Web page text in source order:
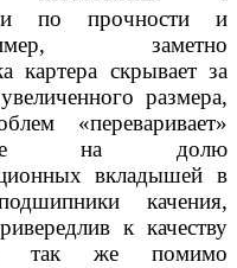
по прочности и
заметно
картера скрывает за
размера,
«переваривает»
на долю
вкладышей в
качения,
к качеству
А так же помимо